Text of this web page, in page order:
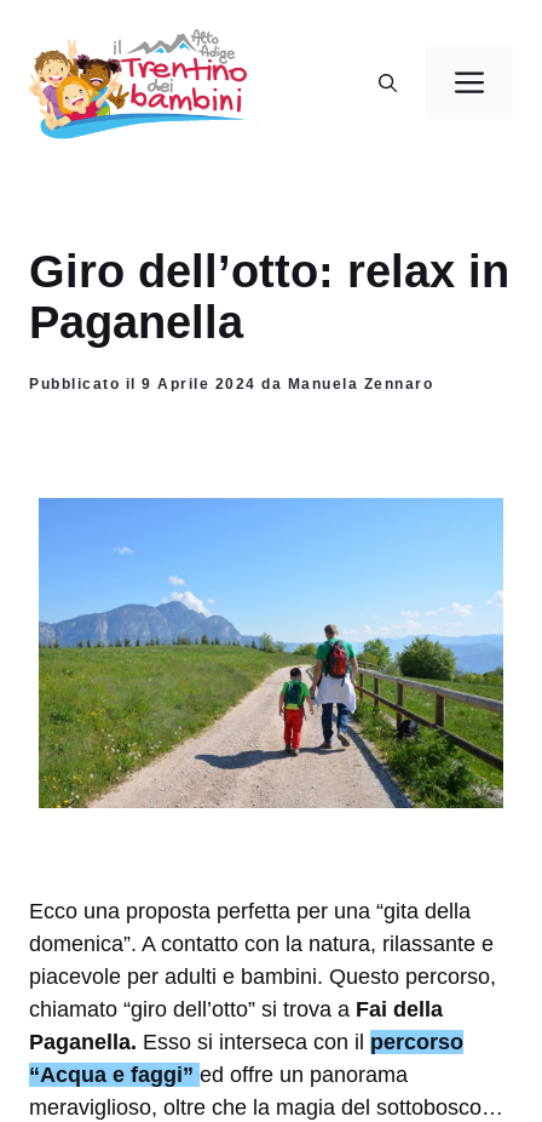
contenuto
Giro dell’otto: relax in
Paganella
Pubblicato il 9 Aprile 2024 da Manuela Zennaro
Ecco una proposta perfetta per una “gita della
domenica”. A contatto con la natura, rilassante e
piacevole per adulti e bambini. Questo percorso,
chiamato “giro dell’otto” si trova a Fai della
Paganella. Esso si interseca con il percorso
“Acqua e faggi” ed offre un panorama
meraviglioso, oltre che la magia del sottobosco…